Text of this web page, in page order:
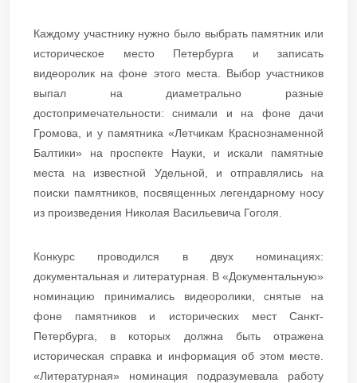
Каждому участнику нужно было выбрать памятник или
историческое место Петербурга и записать
видеоролик на фоне этого места. Выбор участников
выпал на диаметрально разные
достопримечательности: снимали и на фоне дачи
Громова, и у памятника «Летчикам Краснознаменной
Балтики» на проспекте Науки, и искали памятные
места на известной Удельной, и отправлялись на
поиски памятников, посвященных легендарному носу
из произведения Николая Васильевича Гоголя.
Конкурс проводился в двух номинациях:
документальная и литературная. В «Документальную»
номинацию принимались видеоролики, снятые на
фоне памятников и исторических мест Санкт-
Петербурга, в которых должна быть отражена
историческая справка и информация об этом месте.
«Литературная» номинация подразумевала работу